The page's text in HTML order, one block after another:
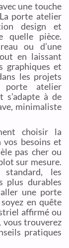
une touche
porte atelier
design et
quelle pièce.
ou d’une
en laissant
graphiques et
les projets
porte atelier
s’adapte à de
minimaliste
choisir la
besoins et
pas cher ou
sur mesure.
standard, les
plus durables
une porte
en quête
affirmé ou
vous trouverez
pratiques